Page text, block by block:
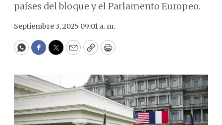
países del bloque y el Parlamento Europeo.
Septiembre 3, 2025 09:01 a. m.
WhatsApp
Facebook
Twitter
EmailCopyPrint